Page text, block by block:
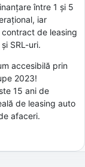
între 1 și 5
iar
de leasing
SRL-uri.
accesibilă prin
2023!
15 ani de
de leasing auto
afaceri.